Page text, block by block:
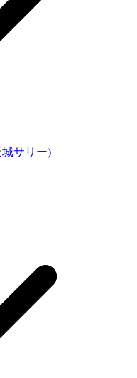
サリー)